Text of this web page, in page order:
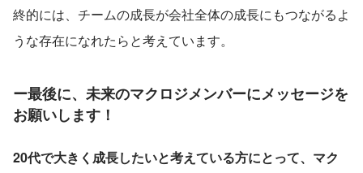
終的には、チームの成長が会社全体の成長にもつながるよ
うな存在になれたらと考えています。
ー最後に、未来のマクロジメンバーにメッセージを
お願いします！
20代で大きく成長したいと考えている方にとって、マク